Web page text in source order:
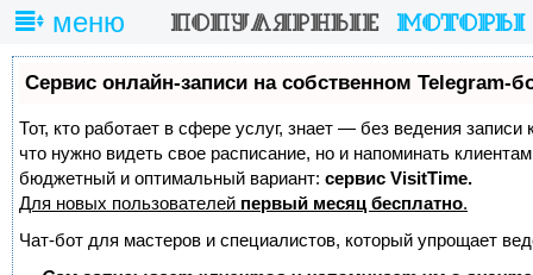
меню
Сервис онлайн-записи на собственном Telegram-
Тот, кто работает в сфере услуг, знает — без ведения записи
что нужно видеть свое расписание, но и напоминать
бюджетный и оптимальный вариант: сервис VisitTime.
Для новых пользователей первый месяц бесплатно.
Чат-бот для мастеров и специалистов, который упрощает